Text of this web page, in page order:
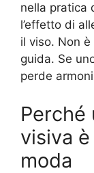
nella pratica
l’effetto di
il viso. Non
guida. Se
perde
Perché
visiva
moda